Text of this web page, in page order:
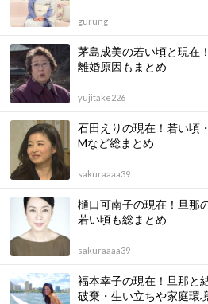
gurung
茅島成美の若い頃と現在
離婚原因もまとめ
yujitake226
石田えりの現在！若い頃
Mなど総まとめ
sakuraaaa39
樋口可南子の現在！旦那
若い頃も総まとめ
sakuraaaa39
福本幸子の現在！旦那と
破棄・生い立ちや家庭環